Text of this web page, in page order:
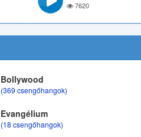
7620
Bollywood
(369 csengőhangok)
Evangélium
(18 csengőhangok)